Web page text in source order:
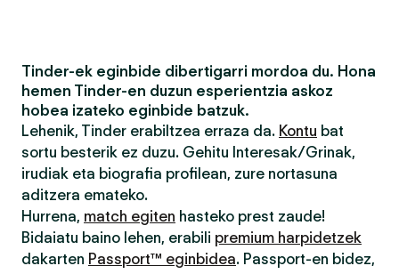
Tinder-ek eginbide dibertigarri mordoa du. Hona
hemen Tinder-en duzun esperientzia askoz
hobea izateko eginbide batzuk.
Lehenik, Tinder erabiltzea erraza da. Kontu bat
sortu besterik ez duzu. Gehitu Interesak/Grinak,
irudiak eta biografia profilean, zure nortasuna
aditzera emateko.
Hurrena, match egiten hasteko prest zaude!
Bidaiatu baino lehen, erabili premium harpidetzek
dakarten Passport™ eginbidea. Passport-en bidez,